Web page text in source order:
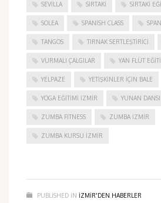
SEVILLA SIRTAKI SIRTAKI
SOLEA SPANISH CLASS
TANGOS TIRNAK SERTLEŞTIRICI
VURMALI ÇALGILAR YAN FLÜT
YELPAZE YETIŞKINLER IÇIN BALE
YOGA EĞITIMI İZMIR YUNAN DANSI
ZUMBA FITNESS ZUMBA İZMIR
ZUMBA KURSU İZMIR
PUBLISHED IN IZMIR'DEN HABERLER